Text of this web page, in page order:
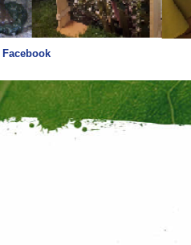
Facebook